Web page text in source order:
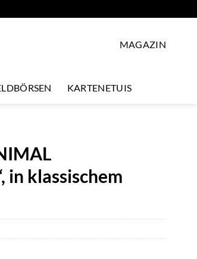
MAGAZIN
KARTENETUIS
in klassischem